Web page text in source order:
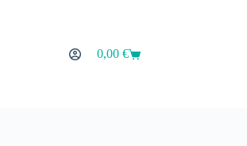
Carro
0,00 €